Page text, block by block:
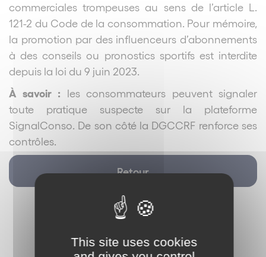
commerciales trompeuses au sens de l’article L.
121-2 du Code de la consommation. Pour mémoire,
la promotion par des influenceurs d’abonnements
à des conseils ou pronostics sportifs est interdite
depuis la loi du 9 juin 2023.
À savoir : les consommateurs peuvent signaler
toute pratique suspecte sur la plateforme
SignalConso. De son côté la DGCCRF renforce ses
contrôles.
Retour
This site uses cookies